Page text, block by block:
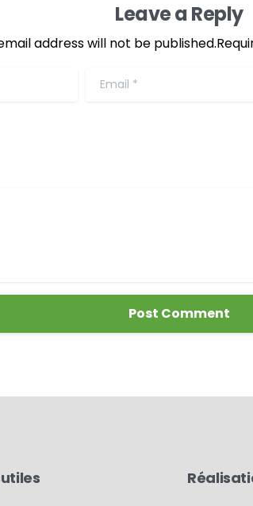
Leave a Reply
address will not be
Email*